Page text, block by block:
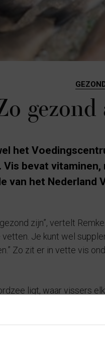
gezond
het
bevat
van het
zijn”, vertelt
Je kunt wel
Zo zit er in vette vis
ligt, waar vissers
maar een keer per